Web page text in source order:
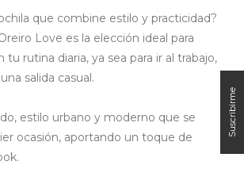
que combine estilo y practicidad?
Love es la elección ideal para
rutina diaria, ya sea para ir al trabajo,
salida casual.
estilo urbano y moderno que se
ocasión, aportando un toque de